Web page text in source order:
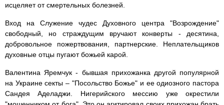
исцеляет от смертельных болезней.
Вход на Служение чудес Духовного центра "Возрождение"
свободный, но страждущим вручают конверты - десятина,
добровольное пожертвования, партнерские. Неплательщиков
духовные отцы пугают божьей карой.
Валентина Яремчук - бывшая прихожанка другой популярной
на Украине секты – "Посольство Божье" и ее одиозного пастора
Сандея Аделаджи. Нигерийского мессию уже окрестили